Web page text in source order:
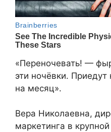
«Переночевать! —
эти ночёвки.
на месяц».
Вера Николаевна,
маркетинга в